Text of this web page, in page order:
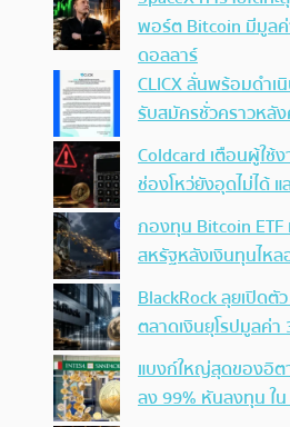
พอร์ต Bitcoin มีมูล
ดอลลาร์
CLICX ลั่นพร้อมดำ
รับสมัครชั่วคราวหลั
Coldcard เตือนผู้ใช้
ช่องโหว่ยังอุดไม่ได้ แ
กองทุน Bitcoin ETF
สหรัฐหลังเงินทุนไห
BlackRock ลุยเปิด
ตลาดเงินยุโรปมูลค่
แบงก์ใหญ่สุดของอิต
ลง 99% หันลงทุน ใ